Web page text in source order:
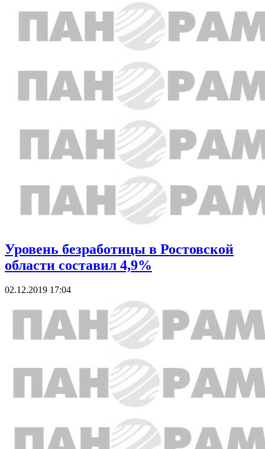
Уровень безработицы в Ростовской
области составил 4,9%
02.12.2019 17:04